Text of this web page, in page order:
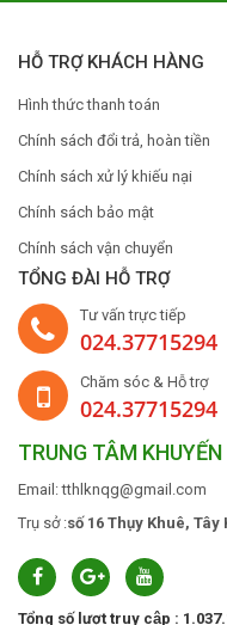
HỖ TRỢ KHÁCH HÀNG
Hình thức thanh toán
Chính sách đổi trả, hoàn tiền
Chính sách xử lý khiếu nại
Chính sách bảo mật
Chính sách vận chuyển
TỔNG ĐÀI HỖ TRỢ
Tư vấn trực tiếp
024.37715294
Chăm sóc & Hỗ trợ
024.37715294
TRUNG TÂM
Email: tthlknqg@gmail.com
Trụ sở :số 16 Thụy Khuê, Tây
Tổng số lượt truy cập :